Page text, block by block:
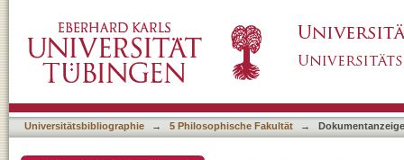
Frauen in den Reformen des 15.
Universitätsbibliographie → 5 Philosophische Fakultät → Dokumentanzeige